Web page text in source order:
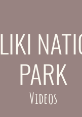
PARK
Videos